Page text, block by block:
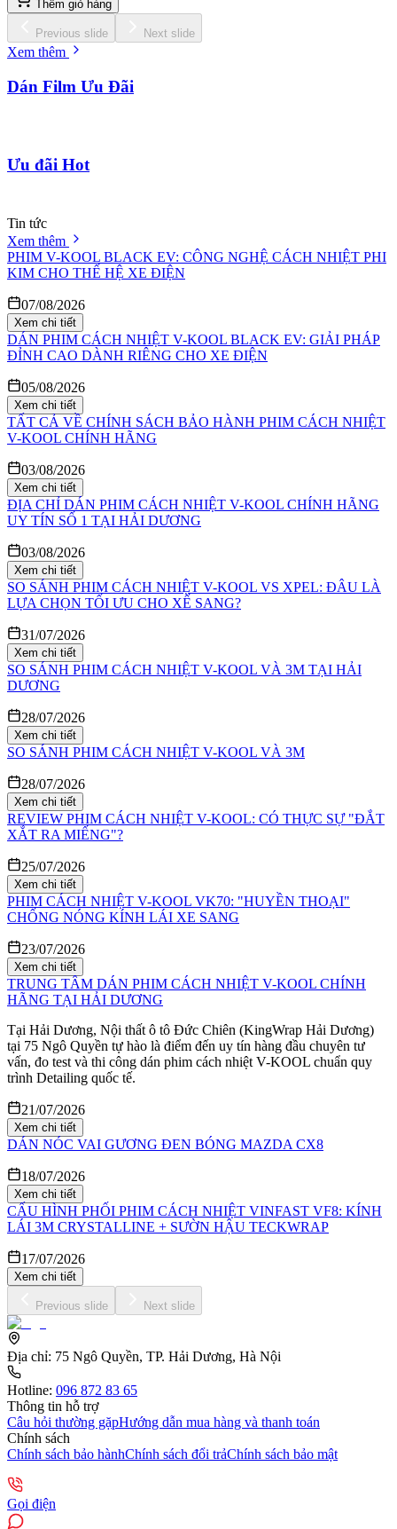
Thêm giỏ hàng
Previous slide Next slide
Xem thêm
Dán Film Ưu Đãi
Ưu đãi Hot
Tin tức
Xem thêm
PHIM V-KOOL BLACK EV: CÔNG NGHỆ CÁCH NHIỆT PHI
KIM CHO THẾ HỆ XE ĐIỆN
07/08/2026
Xem chi tiết
DÁN PHIM CÁCH NHIỆT V-KOOL BLACK EV: GIẢI PHÁP
ĐỈNH CAO DÀNH RIÊNG CHO XE ĐIỆN
05/08/2026
Xem chi tiết
TẤT CẢ VỀ CHÍNH SÁCH BẢO HÀNH PHIM CÁCH NHIỆT
V-KOOL CHÍNH HÃNG
03/08/2026
Xem chi tiết
ĐỊA CHỈ DÁN PHIM CÁCH NHIỆT V-KOOL CHÍNH HÃNG
UY TÍN SỐ 1 TẠI HẢI DƯƠNG
03/08/2026
Xem chi tiết
SO SÁNH PHIM CÁCH NHIỆT V-KOOL VS XPEL: ĐÂU LÀ
LỰA CHỌN TỐI ƯU CHO XẾ SANG?
31/07/2026
Xem chi tiết
SO SÁNH PHIM CÁCH NHIỆT V-KOOL VÀ 3M TẠI HẢI
DƯƠNG
28/07/2026
Xem chi tiết
SO SÁNH PHIM CÁCH NHIỆT V-KOOL VÀ 3M
28/07/2026
Xem chi tiết
REVIEW PHIM CÁCH NHIỆT V-KOOL: CÓ THỰC SỰ "ĐẮT
XẮT RA MIẾNG"?
25/07/2026
Xem chi tiết
PHIM CÁCH NHIỆT V-KOOL VK70: "HUYỀN THOẠI"
CHỐNG NÓNG KÍNH LÁI XE SANG
23/07/2026
Xem chi tiết
TRUNG TÂM DÁN PHIM CÁCH NHIỆT V-KOOL CHÍNH
HÃNG TẠI HẢI DƯƠNG
Tại Hải Dương, Nội thất ô tô Đức Chiên (KingWrap Hải Dương)
tại 75 Ngô Quyền tự hào là điểm đến uy tín hàng đầu chuyên tư
vấn, đo test và thi công dán phim cách nhiệt V-KOOL chuẩn quy
trình Detailing quốc tế.
21/07/2026
Xem chi tiết
DÁN NÓC VAI GƯƠNG ĐEN BÓNG MAZDA CX8
18/07/2026
Xem chi tiết
CẤU HÌNH PHỐI PHIM CÁCH NHIỆT VINFAST VF8: KÍNH
LÁI 3M CRYSTALLINE + SƯỜN HẬU TECKWRAP
17/07/2026
Xem chi tiết
Previous slide Next slide
Địa chỉ: 75 Ngô Quyền, TP. Hải Dương, Hà Nội
Hotline: 096 872 83 65
Thông tin hỗ trợ
Câu hỏi thường gặpHướng dẫn mua hàng và thanh toán
Chính sách
Chính sách bảo hànhChính sách đổi trảChính sách bảo mật
Gọi điện